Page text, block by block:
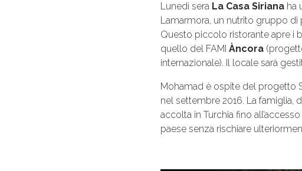
Lunedì sera La Casa Siriana ha
Lamarmora, un nutrito gruppo di
Questo piccolo ristorante apre i
quello del FAMI Àncora
internazionale). Il locale sarà
Mohamad è ospite del progetto
nel settembre 2016. La famiglia,
accolta in Turchia fino
paese senza rischiare